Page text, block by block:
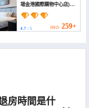
場金港國際購物中心店)
(Bogang Hotel)
4.7/ 5 HKD 259+
房時間是什